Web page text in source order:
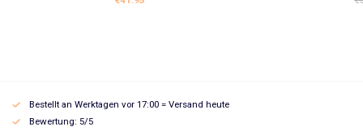
Bestellt an Werktagen vor 17:00 = Versand heute
Bewertung: 5/5